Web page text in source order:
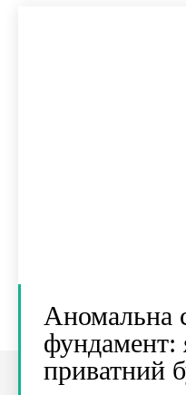
Аномальна
фундамент:
приватний